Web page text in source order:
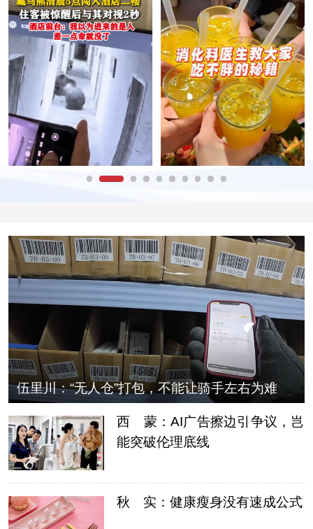
伍里川：“无人仓”打包，不能让骑手左右为难
西 蒙：AI广告擦边引争议，岂
能突破伦理底线
秋 实：健康瘦身没有速成公式